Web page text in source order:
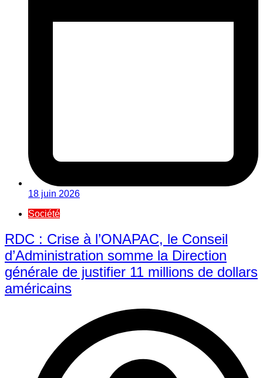
18 juin 2026
Société
RDC : Crise à l’ONAPAC, le Conseil
d’Administration somme la Direction
générale de justifier 11 millions de dollars
américains